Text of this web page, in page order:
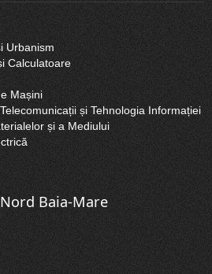
Urbanism
Calculatoare
Mașini
și Tehnologia Informației
și a Mediului
Baia-Mare